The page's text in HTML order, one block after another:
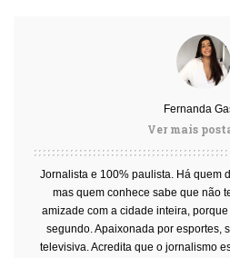
Fernanda
Ver mais
Jornalista e 100% paulista. Há quem
mas quem conhece sabe que não
amizade com a cidade inteira,
segundo. Apaixonada por esportes,
televisiva. Acredita que o jornalismo